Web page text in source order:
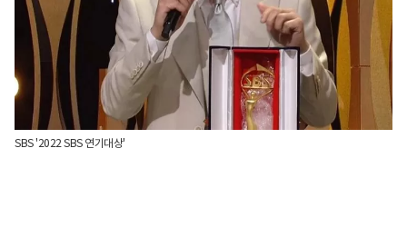
SBS '2022 SBS 연기대상'